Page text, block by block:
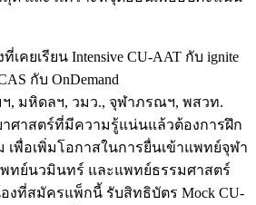
เคยเรียน Intensive CU-AAT กับ ignite
กับ OnDemand
ฯ, มหิดลฯ, วมว., จุฬาภรณฯ, พสวท.
าศาสตร์ที่มีความรู้แน่นแล้วต้องการฝึก
เพื่อเพิ่มโอกาสในการยื่นเข้าแพทย์จุฬา
ทย์นวมินทร์ และแพทย์ธรรมศาสตร์
งที่สมัครแพ็กนี้ รับสิทธิบัตร Mock CU-